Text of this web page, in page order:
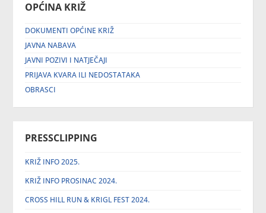
OPĆINA KRIŽ
DOKUMENTI OPĆINE KRIŽ
JAVNA NABAVA
JAVNI POZIVI I NATJEČAJI
PRIJAVA KVARA ILI NEDOSTATAKA
OBRASCI
PRESSCLIPPING
KRIŽ INFO 2025.
KRIŽ INFO PROSINAC 2024.
CROSS HILL RUN & KRIGL FEST 2024.